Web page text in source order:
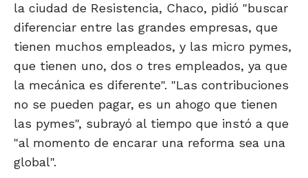
la ciudad de Resistencia, Chaco, pidió "buscar
diferenciar entre las grandes empresas, que
tienen muchos empleados, y las micro pymes,
que tienen uno, dos o tres empleados, ya que
la mecánica es diferente". "Las contribuciones
no se pueden pagar, es un ahogo que tienen
las pymes", subrayó al tiempo que instó a que
"al momento de encarar una reforma sea una
global".